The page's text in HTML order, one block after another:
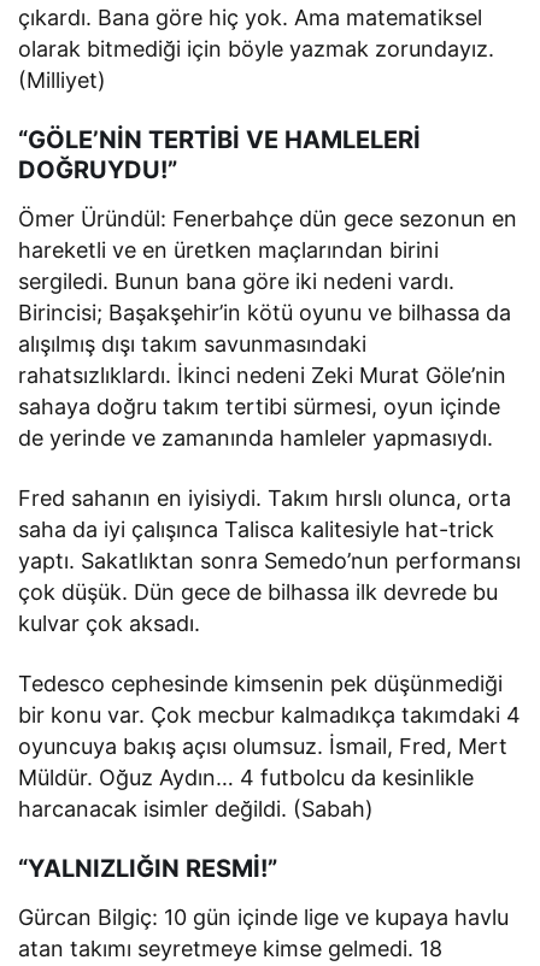
çıkardı. Bana göre hiç yok. Ama matematiksel
olarak bitmediği için böyle yazmak zorundayız.
(Milliyet)
“GÖLE’NİN TERTİBİ VE HAMLELERİ
DOĞRUYDU!”
Ömer Üründül: Fenerbahçe dün gece sezonun en
hareketli ve en üretken maçlarından birini
sergiledi. Bunun bana göre iki nedeni vardı.
Birincisi; Başakşehir’in kötü oyunu ve bilhassa da
alışılmış dışı takım savunmasındaki
rahatsızlıklardı. İkinci nedeni Zeki Murat Göle’nin
sahaya doğru takım tertibi sürmesi, oyun içinde
de yerinde ve zamanında hamleler yapmasıydı.
Fred sahanın en iyisiydi. Takım hırslı olunca, orta
saha da iyi çalışınca Talisca kalitesiyle hat-trick
yaptı. Sakatlıktan sonra Semedo’nun performansı
çok düşük. Dün gece de bilhassa ilk devrede bu
kulvar çok aksadı.
Tedesco cephesinde kimsenin pek düşünmediği
bir konu var. Çok mecbur kalmadıkça takımdaki 4
oyuncuya bakış açısı olumsuz. İsmail, Fred, Mert
Müldür. Oğuz Aydın… 4 futbolcu da kesinlikle
harcanacak isimler değildi. (Sabah)
“YALNIZLIĞIN RESMİ!”
Gürcan Bilgiç: 10 gün içinde lige ve kupaya havlu
atan takımı seyretmeye kimse gelmedi. 18